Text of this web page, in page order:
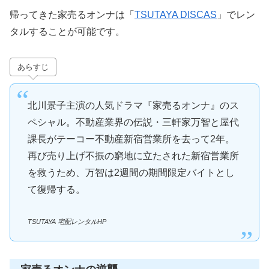
帰ってきた家売るオンナは「 TSUTAYA DISCAS 」でレン
タルすることが可能です。
あらすじ
北川景子主演の人気ドラマ『家売るオンナ』のス
ペシャル。不動産業界の伝説・三軒家万智と屋代
課長がテーコー不動産新宿営業所を去って2年。
再び売り上げ不振の窮地に立たされた新宿営業所
を救うため、万智は2週間の期間限定バイトとし
て復帰する。
TSUTAYA 宅配レンタルHP